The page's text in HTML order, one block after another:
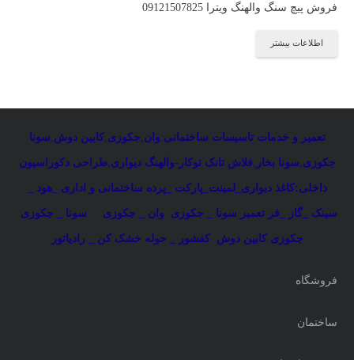
فروش پیچ سنگ والهنگ ویترا 09121507825
اطلاعات بیشتر
تعمیر و خدمات تاسیسات ساختمانی:وان,جکوزی,کابین دوش,سونا
جکوزی,سونا بخار ,فلاش تانک توکار-والهنگ دیواری,طراحی دکوراسیون
داخلی:کاغذ دیواری_لمینت_پارکت _پرده ساختمانی و اداری _هود _
سینک _گاز _فر تعمیر سونا _ جکوزی وان _ جکوزی سونا _ جکوزی
جکوزی کابین دوش کفشور _ حوله خشک کن _ رادیاتور
فروشگاه
ساختمان